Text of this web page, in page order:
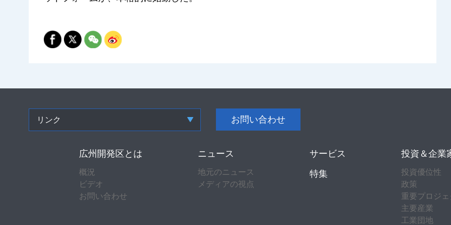
リンク お問い合わせ
広州開発区とは
概況
ビデオ
お問い合わせ
ニュース
地元のニュース
メディアの視点
サービス
特集
投資＆企業
投資優位性
政策
重要プロジェ
主要産業
工業団地